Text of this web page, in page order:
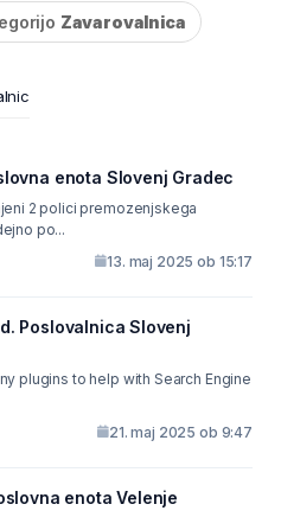
Zavarovalnica
enota Slovenj Gradec
2 polici premozenjskega
po...
13. maj 2025 ob 15:17
Poslovalnica Slovenj
plugins to help with Search Engine
21. maj 2025 ob 9:47
enota Velenje